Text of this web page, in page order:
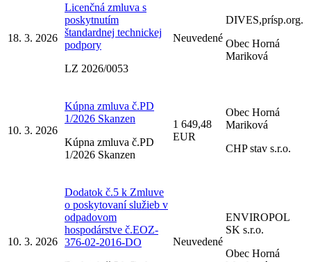
18. 3. 2026
Licenčná zmluva s
poskytnutím
štandardnej technickej
podpory
LZ 2026/0053
Neuvedené
DIVES,prísp.org.
Obec Horná
Mariková
10. 3. 2026
Kúpna zmluva č.PD
1/2026 Skanzen
Kúpna zmluva č.PD
1/2026 Skanzen
1 649,48
EUR
Obec Horná
Mariková
CHP stav s.r.o.
10. 3. 2026
Dodatok č.5 k Zmluve
o poskytovaní služieb v
odpadovom
hospodárstve č.EOZ-
376-02-2016-DO
Neuvedené
ENVIROPOL
SK s.r.o.
Obec Horná